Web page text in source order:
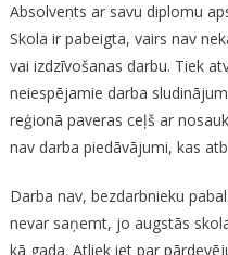
Absolvents ar savu diplomu
Skola ir pabeigta, vairs nav
vai izdzīvošanas darbu. Tiek
neiespējamie darba
reģionā paveras ceļš ar
nav darba piedāvājumi, kas
Darba nav, bezdarbnieku
nevar saņemt, jo augstās
kā gada. Atliek iet par